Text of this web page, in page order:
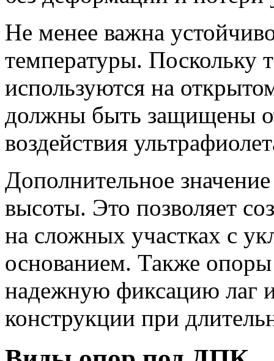
Не менее важна
температуры. Поскольку
используются на
должны быть защищены
воздействия
Дополнительное
высоты. Это позволяет
на сложных участках с
основанием. Также
надежную фиксацию лаг
конструкции при